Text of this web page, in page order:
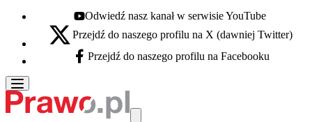
Youtube - otwiera się w nowej karcie
Odwiedź nasz kanał w serwisie YouTube
X - otwiera się w nowej karcie
Przejdź do naszego profilu na X (dawniej Twitter)
Facebook - otwiera się w nowej karcie
Przejdź do naszego profilu na Facebooku